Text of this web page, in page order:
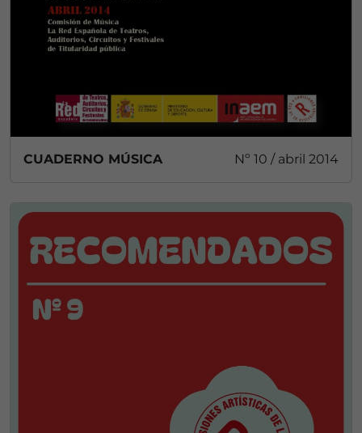
CUADERNO MÚSICA Nº 10 / abril 2014